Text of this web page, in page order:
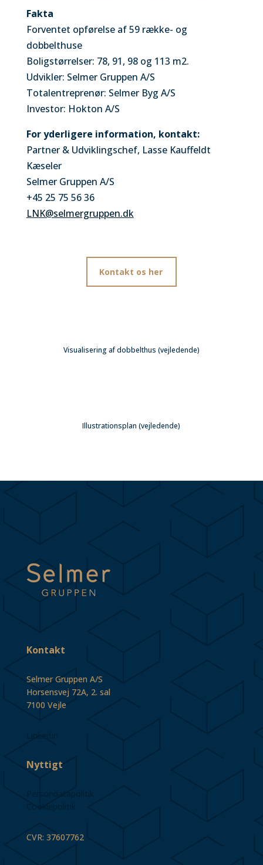
Fakta
Forventet opførelse af 59 række- og
dobbelthuse
Boligstørrelser: 78, 91, 98 og 113 m2.
Udvikler: Selmer Gruppen A/S
Totalentreprenør: Selmer Byg A/S
Investor: Hokton A/S
For yderligere information, kontakt:
Partner & Udviklingschef, Lasse Kauffeldt
Kæseler
Selmer Gruppen A/S
+45 25 75 56 36
LNK@selmergruppen.dk
Kontakt os her
Visualisering af dobbelthus (vejledende)
Illustrationsplan (vejledende)
Kontakt
Selmer Gruppen A/S
Horsensvej 72A, 2. sal
7100 Vejle
Nyttigt
CVR: 37607762